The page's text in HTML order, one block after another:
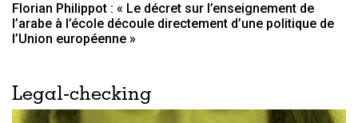
Florian Philippot : « Le décret sur l’enseignement de
l’arabe à l’école découle directement d’une politique de
l’Union européenne »
Legal-checking